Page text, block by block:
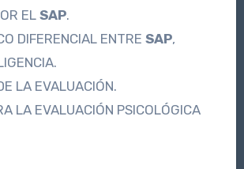
EL SAP.
DIFERENCIAL ENTRE SAP,
LA EVALUACIÓN.
LA EVALUACIÓN PSICOLÓGICA